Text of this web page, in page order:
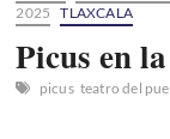
2025
TLAXCALA
Picus en
picus teatro del